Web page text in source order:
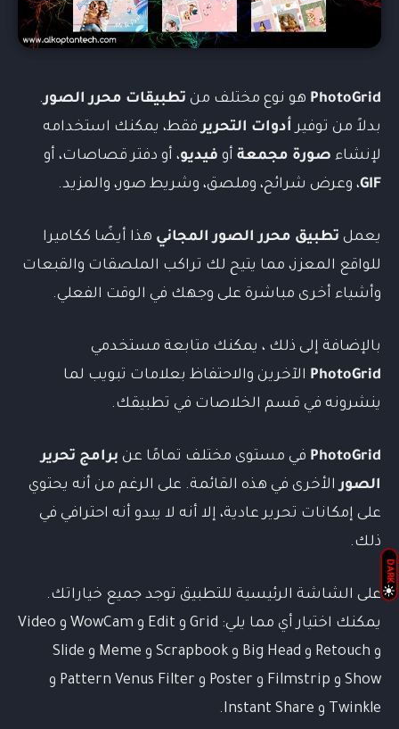
DARK
PhotoGrid هو نوع مختلف من تطبيقات محرر الصور.
بدلاً من توفير أدوات التحريرفقط، يمكنك استخدامه
لإنشاء صورة مجمعة أو فيديو، أو دفتر قصاصات، أو
GIF، وعرض شرائح، وملصق، وشريط صور، والمزيد.
يعمل تطبيق محرر الصور المجاني هذا أيضًا ككاميرا
للواقع المعزز، مما يتيح لك تراكب الملصقات والقبعات
وأشياء أخرى مباشرة على وجهك في الوقت الفعلي.
بالإضافة إلى ذلك ، يمكنك متابعة مستخدمي
PhotoGrid الآخرين والاحتفاظ بعلامات تبويب لما
ينشرونه في قسم الخلاصات في تطبيقك.
PhotoGrid في مستوى مختلف تمامًا عن برامج تحرير
الصورالأخرى في هذه القائمة. على الرغم من أنه يحتوي
على إمكانات تحرير عادية، إلا أنه لا يبدو أنه احترافي في
ذلك.
على الشاشة الرئيسية للتطبيق توجد جميع خياراتك.
يمكنك اختيار أي مما يلي: Grid و Edit و WowCam و Video
و Retouch و Big Head و Scrapbook و Meme و Slide
Show و Filmstrip و Poster و Pattern Venus Filter و
Twinkle و Instant Share.